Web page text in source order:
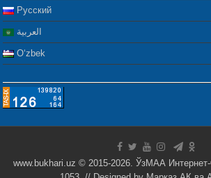
Русский
العربية
Oʻzbek
www.bukhari.uz © 2015-2026. ЎзМАА